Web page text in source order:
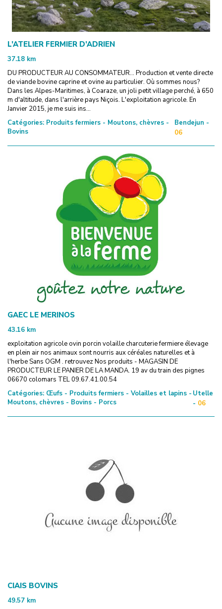
L’ATELIER FERMIER D’ADRIEN
37.18 km
DU PRODUCTEUR AU CONSOMMATEUR... Production et vente directe
de viande bovine caprine et ovine au particulier. Où sommes nous?
Dans les Alpes-Maritimes, à Coaraze, un joli petit village perché, à 650
m d'altitude, dans l'arrière pays Niçois. L'exploitation agricole. En
Janvier 2015, je me suis ins...
Catégories: Produits fermiers - Moutons, chèvres -
Bovins
Bendejun -
06
GAEC LE MERINOS
43.16 km
exploitation agricole ovin porcin volaille charcuterie fermiere élevage
en plein air nos animaux sont nourris aux céréales naturelles et à
l'herbe Sans OGM . retrouvez Nos produits - MAGASIN DE
PRODUCTEUR LE PANIER DE LA MANDA. 19 av du train des pignes
06670 colomars TEL 09.67.41.00.54
Catégories: Œufs - Produits fermiers - Volailles et lapins -
Moutons, chèvres - Bovins - Porcs
Utelle
- 06
CIAIS BOVINS
49.57 km